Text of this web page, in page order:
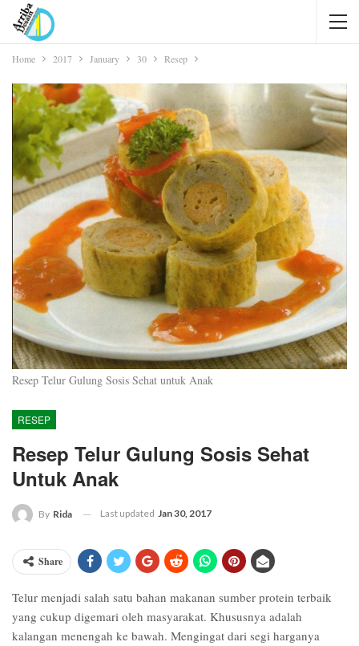
Home 2017 January 30 Resep
Resep Telur Gulung Sosis Sehat untuk Anak
RESEP
Resep Telur Gulung Sosis Sehat
Untuk Anak
By Rida Last updated Jan 30, 2017
Share
Telur menjadi salah satu bahan makanan sumber protein terbaik
yang cukup digemari oleh masyarakat. Khususnya adalah
kalangan menengah ke bawah. Mengingat dari segi harganya